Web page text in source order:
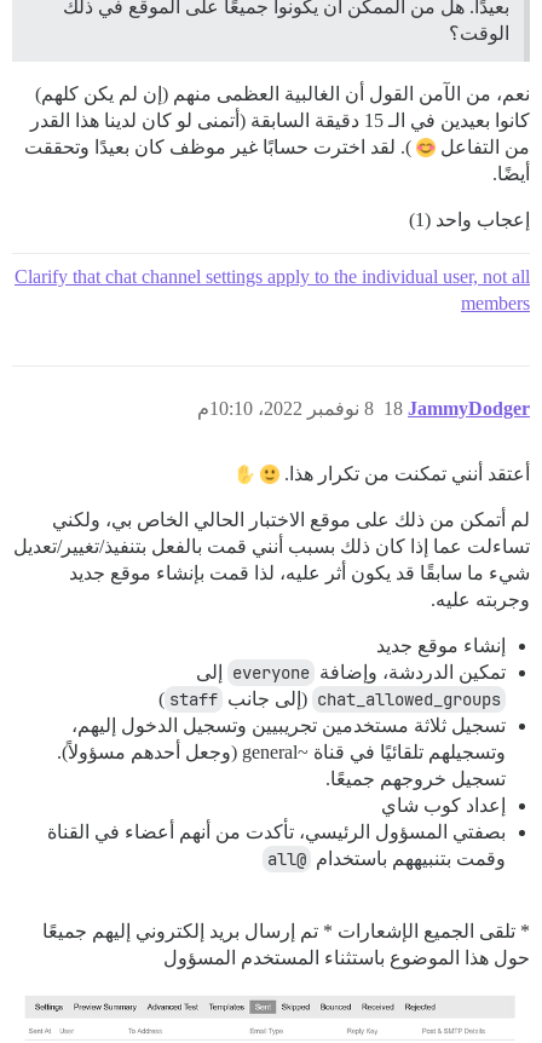
بعيدًا. هل من الممكن أن يكونوا جميعًا على الموقع في ذلك
الوقت؟
نعم، من الآمن القول أن الغالبية العظمى منهم (إن لم يكن كلهم)
كانوا بعيدين في الـ 15 دقيقة السابقة (أتمنى لو كان لدينا هذا القدر
من التفاعل
). لقد اخترت حسابًا غير موظف كان بعيدًا وتحققت
أيضًا.
إعجاب واحد (1)
Clarify that chat channel settings apply to the individual user, not all
members
JammyDodger 8 نوفمبر 2022، 10:10م 18
أعتقد أنني تمكنت من تكرار هذا.
لم أتمكن من ذلك على موقع الاختبار الحالي الخاص بي، ولكني
تساءلت عما إذا كان ذلك بسبب أنني قمت بالفعل بتنفيذ/تغيير/تعديل
شيء ما سابقًا قد يكون أثر عليه، لذا قمت بإنشاء موقع جديد
وجربته عليه.
إنشاء موقع جديد
تمكين الدردشة، وإضافة everyone إلى
chat_allowed_groups (إلى جانب staff
)
تسجيل ثلاثة مستخدمين تجريبيين وتسجيل الدخول إليهم،
وتسجيلهم تلقائيًا في قناة ~general (وجعل أحدهم مسؤولاً).
تسجيل خروجهم جميعًا.
إعداد كوب شاي
بصفتي المسؤول الرئيسي، تأكدت من أنهم أعضاء في القناة
وقمت بتنبيههم باستخدام @all
* تلقى الجميع الإشعارات * تم إرسال بريد إلكتروني إليهم جميعًا
حول هذا الموضوع باستثناء المستخدم المسؤول